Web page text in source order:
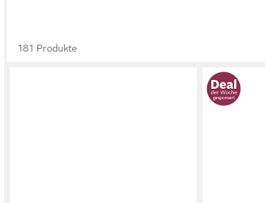
181 Produkte